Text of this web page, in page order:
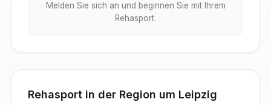
Melden Sie sich an und beginnen Sie mit Ihrem
Rehasport.
Rehasport in der Region um Leipzig